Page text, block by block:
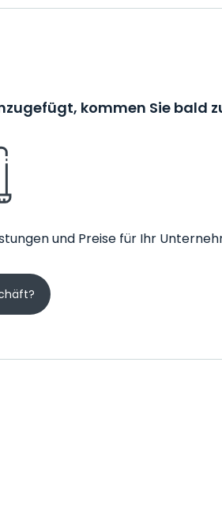
kommen Sie bald
und Preise für Ihr